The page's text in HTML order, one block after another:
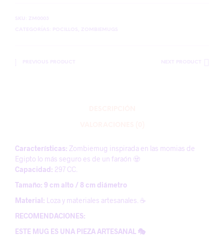
Características: Zombiemug inspirada en las momias de
Egipto lo más seguro es de un faraón 🧟
Capacidad: 297 CC.
Tamaño: 9 cm alto / 8 cm diámetro
Material: Loza y materiales artesanales. ☕️
RECOMENDACIONES:
ESTE MUG ES UNA PIEZA ARTESANAL 🎭